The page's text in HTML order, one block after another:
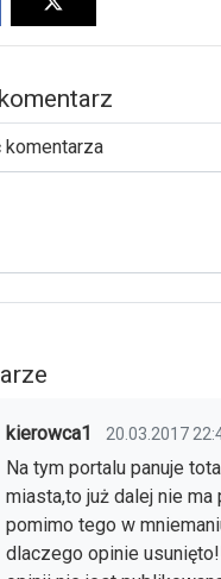
komentarza
kierowca1 20.03.2017
Na tym portalu panuje
miasta,to już dalej nie
pomimo tego w
dlaczego opinie